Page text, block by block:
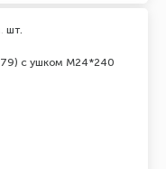
с ушком М24*240
шт.